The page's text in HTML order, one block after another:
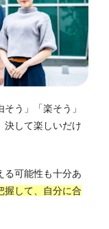
う」「楽そう」
決して楽しいだけ
る可能性も十分あ
握して、自分に合